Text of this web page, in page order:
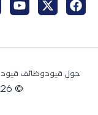
حول قيودوظائف قيود
© 2026 كل الحقوق محفوظة